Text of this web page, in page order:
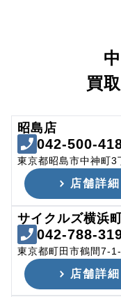
買
昭島店
042-500-
東京都昭島市中神町3
店舗詳細
サイクルズ横浜
042-788-
東京都町田市鶴間7-
店舗詳細